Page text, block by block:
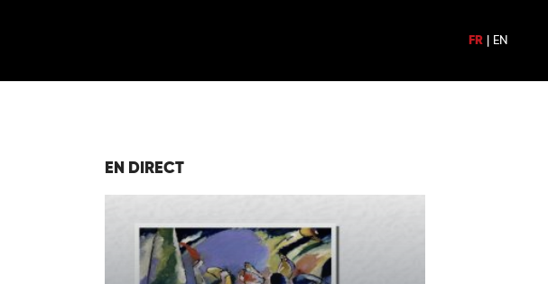
FR EN
EN DIRECT